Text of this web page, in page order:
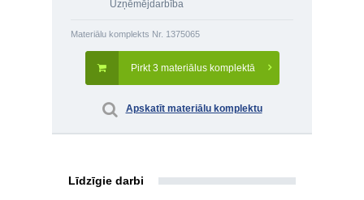
Uzņēmējdarbība
Materiālu komplekts Nr. 1375065
Pirkt 3 materiālus komplektā
Apskatīt materiālu komplektu
Līdzīgie darbi